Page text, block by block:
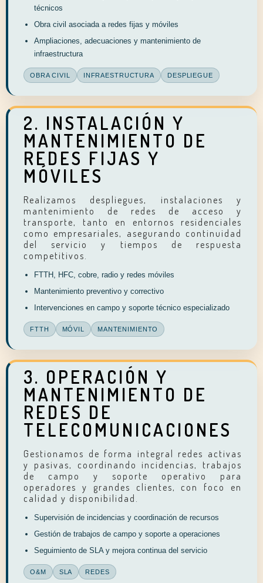
técnicos
Obra civil asociada a redes fijas y móviles
Ampliaciones, adecuaciones y mantenimiento de
infraestructura
OBRA CIVIL INFRAESTRUCTURA DESPLIEGUE
2. INSTALACIÓN Y
MANTENIMIENTO DE
REDES FIJAS Y
MÓVILES
Realizamos despliegues, instalaciones y
mantenimiento de redes de acceso y
transporte, tanto en entornos residenciales
como empresariales, asegurando continuidad
del servicio y tiempos de respuesta
competitivos.
FTTH, HFC, cobre, radio y redes móviles
Mantenimiento preventivo y correctivo
Intervenciones en campo y soporte técnico especializado
FTTH MÓVIL MANTENIMIENTO
3. OPERACIÓN Y
MANTENIMIENTO DE
REDES DE
TELECOMUNICACIONES
Gestionamos de forma integral redes activas
y pasivas, coordinando incidencias, trabajos
de campo y soporte operativo para
operadores y grandes clientes, con foco en
calidad y disponibilidad.
Supervisión de incidencias y coordinación de recursos
Gestión de trabajos de campo y soporte a operaciones
Seguimiento de SLA y mejora continua del servicio
O&M SLA REDES